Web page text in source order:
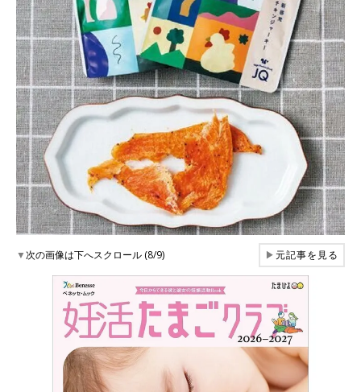
▼次の画像は下へスクロール (8/9) ▶元記事を見る